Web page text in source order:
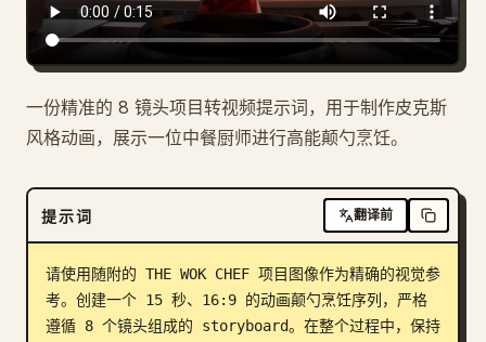
下载
博客
更新
一份精准的 8 镜头项目转视频提示词，用于制作皮克斯
风格动画，展示一位中餐厨师进行高能颠勺烹饪。
提示词 翻译前
请使用随附的 THE WOK CHEF 项目图像作为精确的视觉参
考。创建一个 15 秒、16:9 的动画颠勺烹饪序列，严格
遵循 8 个镜头组成的 storyboard。在整个过程中，保持